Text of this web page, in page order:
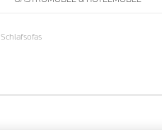
Schlafsofas